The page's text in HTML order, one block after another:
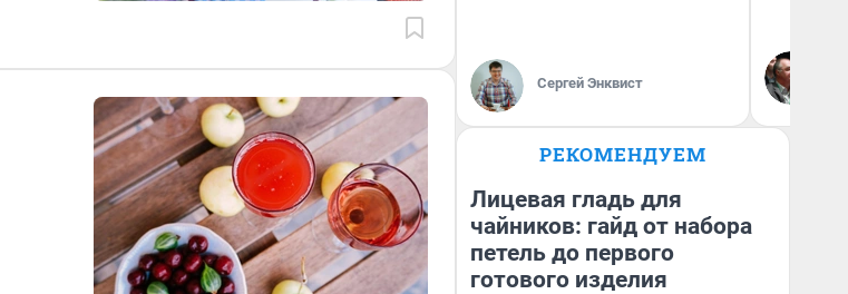
Сергей Энквист
РЕКОМЕНДУЕМ
Лицевая гладь для
чайников: гайд от набора
петель до первого
готового изделия